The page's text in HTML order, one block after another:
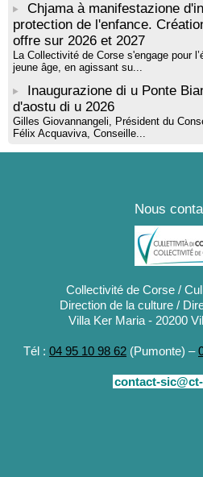
Chjama à manifestazione
protection de l'enfance.
offre sur 2026 et 2027
La Collectivité de Corse s'engage pour
jeune âge, en agissant su...
Inaugurazione di u Ponte
d'aostu di u 2026
Gilles Giovannangeli, Président du
Félix Acquaviva, Conseille...
Nous
Collectivité de Corse /
Direction de la culture /
Villa Ker Maria - 20200
Tél : 04 95 10 98 62 (Pumonte) –
contact-